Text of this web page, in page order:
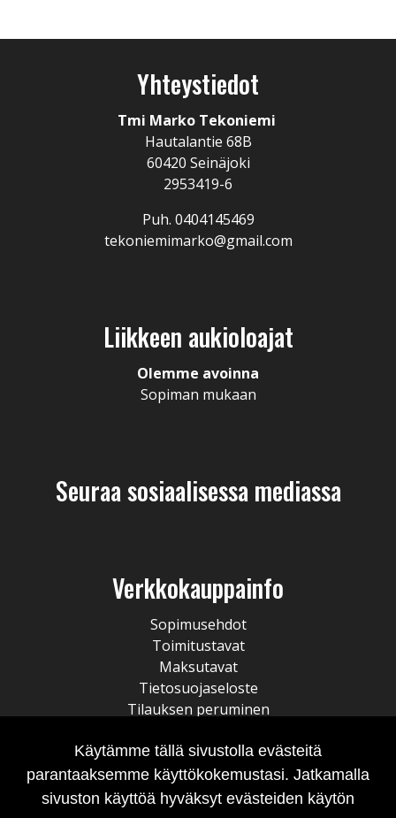
Yhteystiedot
Tmi Marko Tekoniemi
Hautalantie 68B
60420 Seinäjoki
2953419-6
Puh. 0404145469
tekoniemimarko@gmail.com
Liikkeen aukioloajat
Olemme avoinna
Sopiman mukaan
Seuraa sosiaalisessa mediassa
Verkkokauppainfo
Sopimusehdot
Toimitustavat
Maksutavat
Tietosuojaseloste
Tilauksen peruminen
Käytämme tällä sivustolla evästeitä
parantaaksemme käyttökokemustasi. Jatkamalla
sivuston käyttöä hyväksyt evästeiden käytön